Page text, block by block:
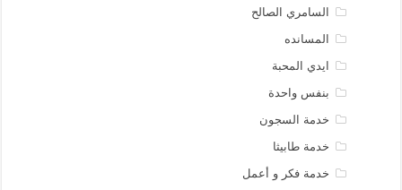
السامري الصالح
المسانده
ايدي المحبة
بنفس واحدة
خدمة السجون
خدمة طابيثا
خدمة فكر و أعمل